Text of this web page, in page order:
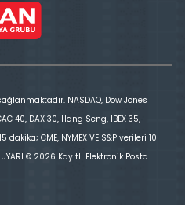
NASDAQ, Dow Jones
40, DAX 30, Hang Seng, IBEX 35,
dakika; CME, NYMEX VE S&P verileri 10
© 2026 Kayıtlı Elektronik Posta